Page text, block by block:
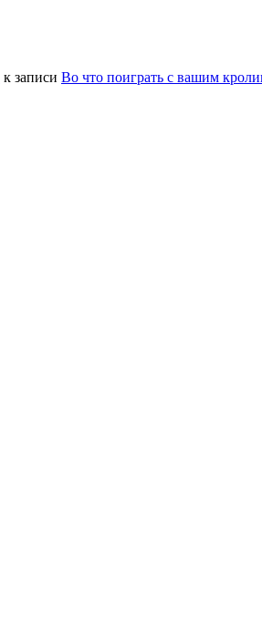
к записи Во что поиграть с вашим